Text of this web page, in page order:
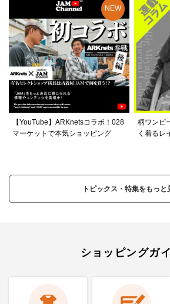
【YouTube】ARKnetsコラボ！028
マーケットで本気ショッピング
柄ワンピ
く着るレ
トピックス・特集をもっと
ショッピングガ